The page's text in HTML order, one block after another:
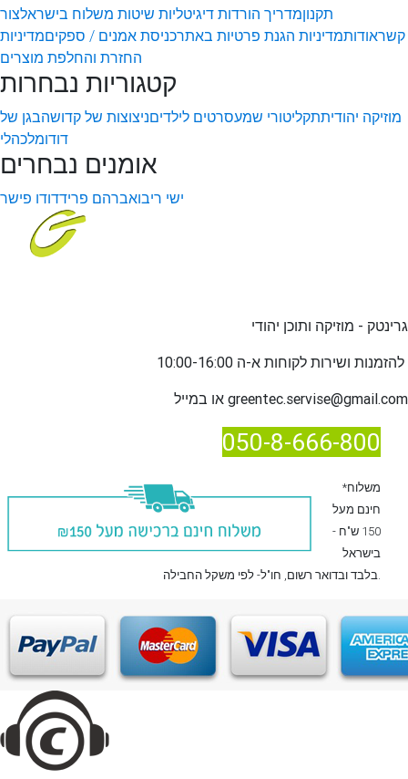
תקנוןמדריך הורדות דיגיטליות שיטות משלוח בישראלצור
קשראודותמדיניות הגנת פרטיות באתרכניסת אמנים / ספקיםמדיניות
החזרת והחלפת מוצרים
קטגוריות נבחרות
מוזיקה יהודיתתקליטורי שמעסרטים לילדיםניצוצות של קדושהבגן של
דודומלכהלי
אומנים נבחרים
ישי ריבואברהם פרידדודו פישר
גרינטק - מוזיקה ותוכן יהודי
להזמנות ו
greentec.servise@gmail.com
050-8-666-800
*משלוח
חינם מעל
150 ש"ח -
בישראל
בלבדובדואר רשום , חו"ל- לפי משקל החבילה.